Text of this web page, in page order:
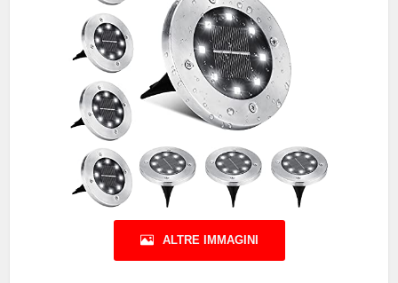
ALTRE IMMAGINI